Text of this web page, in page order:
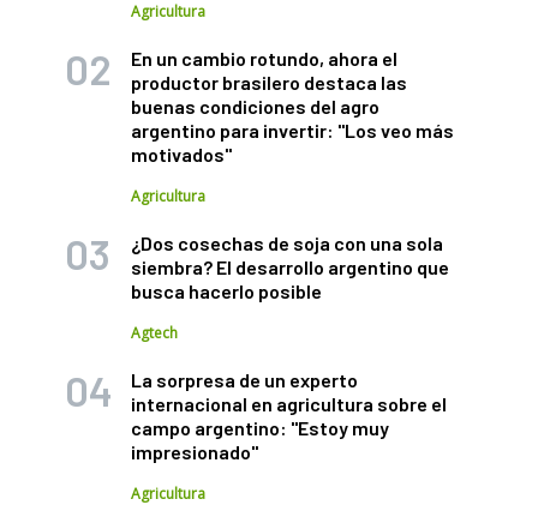
Agricultura
En un cambio rotundo, ahora el
productor brasilero destaca las
buenas condiciones del agro
argentino para invertir: "Los veo más
motivados"
Agricultura
¿Dos cosechas de soja con una sola
siembra? El desarrollo argentino que
busca hacerlo posible
Agtech
La sorpresa de un experto
internacional en agricultura sobre el
campo argentino: "Estoy muy
impresionado"
Agricultura